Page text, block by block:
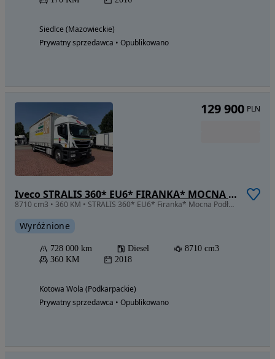
Siedlce (Mazowieckie)
Prywatny sprzedawca • Opublikowano
Iveco STRALIS 360* EU6* FIRANKA* MOCNA PODŁOGA* WINDA 2T* LODÓWKA* KLIMA POSTOJOWA*
8710 cm3 • 360 KM • STRALIS 360* EU6* Firanka* Mocna Podłoga* WINDA 2T* LODÓWKA* KLIMA POS
Wyróżnione
728 000 km Diesel
8710 cm3
360 KM
2018
Kotowa Wola (Podkarpackie)
Prywatny sprzedawca • Opublikowano
129 900 PLN